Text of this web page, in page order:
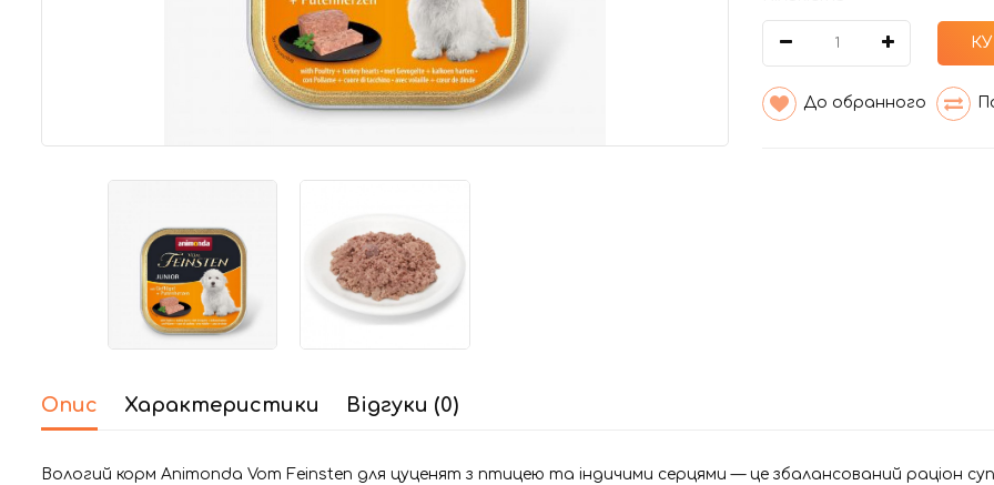
До обранного
Опис Характеристики Відгуки (0)
Вологий корм Animonda Vom Feinsten для цуценят з птицею та індичими серцями — це збалансований раціон